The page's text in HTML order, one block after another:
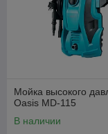
Мойка высокого
Oasis MD-115
В наличии